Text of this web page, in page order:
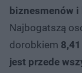
biznesmenów i
Najbogatszą
dorobkiem
jest przede